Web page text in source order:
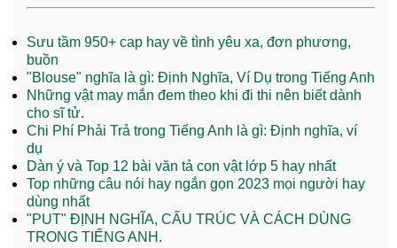
Sưu tầm 950+ cap hay về tình yêu xa, đơn phương,
buồn
"Blouse" nghĩa là gì: Định Nghĩa, Ví Dụ trong Tiếng Anh
Những vật may mắn đem theo khi đi thi nên biết dành
cho sĩ tử.
Chi Phí Phải Trả trong Tiếng Anh là gì: Định nghĩa, ví
dụ
Dàn ý và Top 12 bài văn tả con vật lớp 5 hay nhất
Top những câu nói hay ngắn gọn 2023 mọi người hay
dùng nhất
"PUT" ĐỊNH NGHĨA, CẤU TRÚC VÀ CÁCH DÙNG
TRONG TIẾNG ANH.